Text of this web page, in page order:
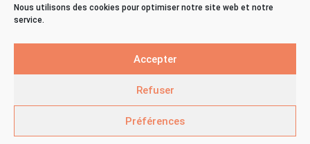
Nous utilisons des cookies pour optimiser notre site web et notre
service.
Accepter
Refuser
Préférences
Effacer l’historique
©CPCA Sud Occitanie
2024